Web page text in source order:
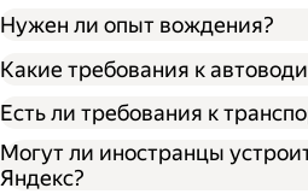
Нужен ли опыт вождения?
Какие требования к
Есть ли требования к
Могут ли иностранцы
Яндекс?